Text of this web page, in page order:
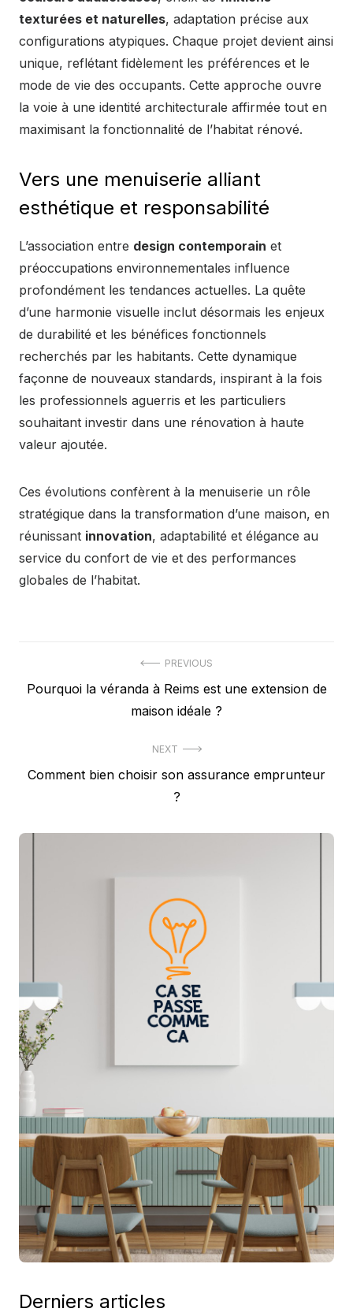
texturées et naturelles, adaptation précise aux
configurations atypiques. Chaque projet devient ainsi
unique, reflétant fidèlement les préférences et le
mode de vie des occupants. Cette approche ouvre
la voie à une identité architecturale affirmée tout en
maximisant la fonctionnalité de l’habitat rénové.
Vers une menuiserie alliant
esthétique et responsabilité
L’association entre design contemporain et
préoccupations environnementales influence
profondément les tendances actuelles. La quête
d’une harmonie visuelle inclut désormais les enjeux
de durabilité et les bénéfices fonctionnels
recherchés par les habitants. Cette dynamique
façonne de nouveaux standards, inspirant à la fois
les professionnels aguerris et les particuliers
souhaitant investir dans une rénovation à haute
valeur ajoutée.
Ces évolutions confèrent à la menuiserie un rôle
stratégique dans la transformation d’une maison, en
réunissant innovation, adaptabilité et élégance au
service du confort de vie et des performances
globales de l’habitat.
de
PREVIOUS
Previous
Pourquoi la véranda à Reims est une extension de
maison idéale ?
NEXT
Next
Comment bien choisir son assurance emprunteur
?
Derniers articles